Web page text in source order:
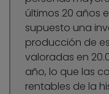
últimos 20 años
supuesto una
producción de
valoradas en
año, lo que las
rentables de la